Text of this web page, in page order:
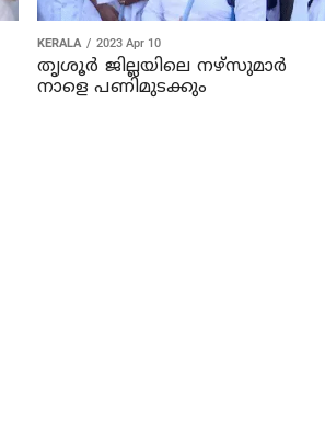
KERALA 2023 Apr 10
തൃശൂര്‍ ജില്ലയിലെ നഴ്‌സുമാര്‍
നാളെ പണിമുടക്കും